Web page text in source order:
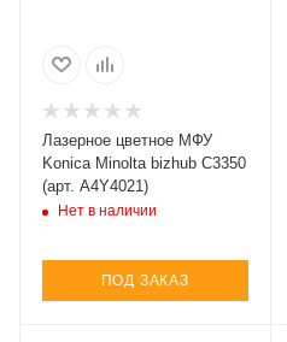
Лазерное цветное МФУ
Konica Minolta bizhub C3350
(арт. A4Y4021)
Нет в наличии
ПОД ЗАКАЗ